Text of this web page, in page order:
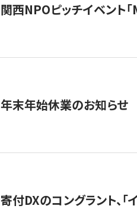
関西NPOピッチイベント
年末年始休業のお知らせ
寄付DXのコングラント、